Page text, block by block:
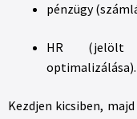
pénzügy
HR (jelölt
optimalizálása).
Kezdjen kicsiben,